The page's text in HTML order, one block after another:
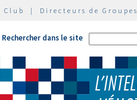
Club | Directeurs de Groupes
Rechercher dans le site